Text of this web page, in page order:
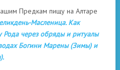
Предкам пищу на Алтаре
Масленица. Как
Рода через обряды и ритуалы
Богини Марены (Зимы) и